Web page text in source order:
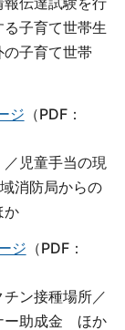
子育て世帯生
子育て世帯
ジ （PDF：
児童手当の現
消防局からの
か
ジ （PDF：
ン接種場所／
ー助成金 ほか